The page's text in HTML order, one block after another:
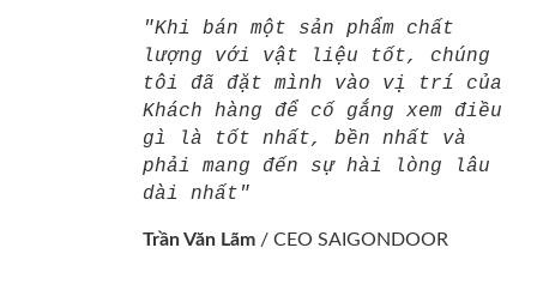
"Khi bán một sản phẩm chất
lượng với vật liệu tốt, chúng
tôi đã đặt mình vào vị trí của
Khách hàng để cố gắng xem điều
gì là tốt nhất, bền nhất và
phải mang đến sự hài lòng lâu
dài nhất"
Trần Văn Lãm / CEO SAIGONDOOR